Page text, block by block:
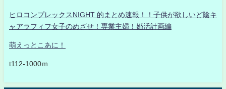
ヒロコンプレックスNIGHT 的まとめ速報！！子供が欲しいど陰キ
ャアラフィフ女子のめざせ！専業主婦！婚活計画編
萌えっとこあに！
t112-1000ｍ